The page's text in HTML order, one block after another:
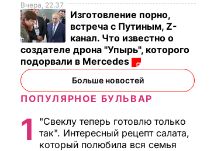
Вчера, 22.37
Изготовление порно,
встреча с Путиным, Z-
канал. Что известно о
создателе дрона "Упырь", которого
подорвали в Mercedes
Больше новостей
ПОПУЛЯРНОЕ БУЛЬВАР
1
"Свеклу теперь готовлю только
так". Интересный рецепт салата,
который полюбила вся семья